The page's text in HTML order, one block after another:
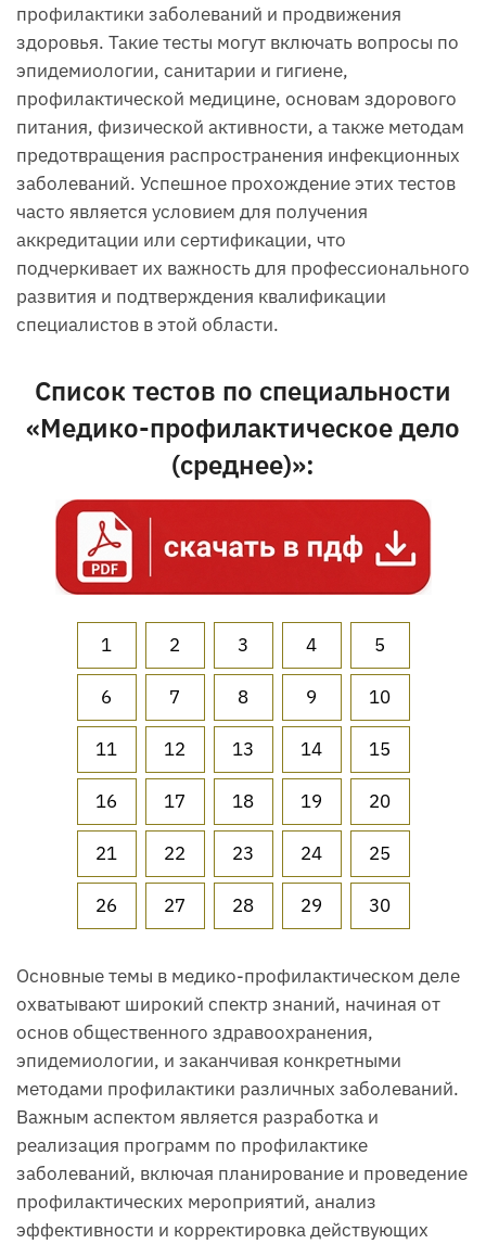
профилактики заболеваний и продвижения
здоровья. Такие тесты могут включать вопросы по
эпидемиологии, санитарии и гигиене,
профилактической медицине, основам здорового
питания, физической активности, а также методам
предотвращения распространения инфекционных
заболеваний. Успешное прохождение этих тестов
часто является условием для получения
аккредитации или сертификации, что
подчеркивает их важность для профессионального
развития и подтверждения квалификации
специалистов в этой области.
Список тестов по специальности
«Медико-профилактическое дело
(среднее)»:
1 2 3 4 5
6 7 8 9 10
11 12 13 14 15
16 17 18 19 20
21 22 23 24 25
26 27 28 29 30
Основные темы в медико-профилактическом деле
охватывают широкий спектр знаний, начиная от
основ общественного здравоохранения,
эпидемиологии, и заканчивая конкретными
методами профилактики различных заболеваний.
Важным аспектом является разработка и
реализация программ по профилактике
заболеваний, включая планирование и проведение
профилактических мероприятий, анализ
эффективности и корректировка действующих